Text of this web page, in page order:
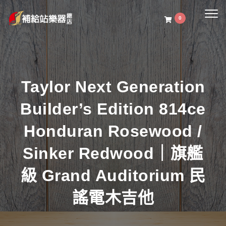
0
Taylor Next Generation
Builder’s Edition 814ce
Honduran Rosewood /
Sinker Redwood｜旗艦
級 Grand Auditorium 民
謠電木吉他